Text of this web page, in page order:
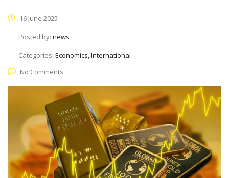
16 June 2025
Posted by: news
Categories: Economics, International
No Comments